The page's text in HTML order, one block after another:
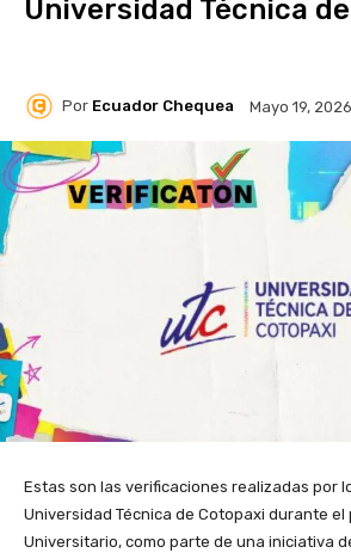
Universidad Técnica
Por Ecuador Chequea Mayo 19, 2026
Estas son las verificaciones realizadas por
Universidad Técnica de Cotopaxi durante el
Universitario, como parte de una iniciativa